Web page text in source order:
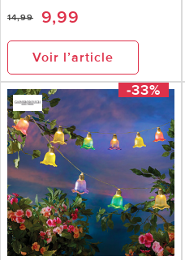
14,99 9,99
Voir l’article
-33%